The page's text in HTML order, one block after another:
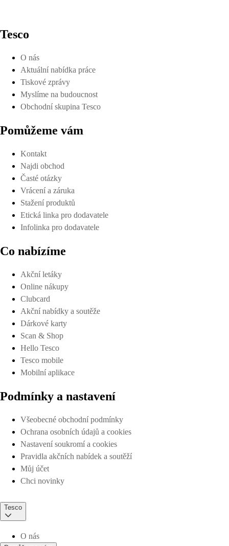
Tesco
O nás
Aktuální nabídka práce
Tiskové zprávy
Myslíme na budoucnost
Obchodní skupina Tesco
Pomůžeme vám
Kontakt
Najdi obchod
Časté otázky
Vrácení a záruka
Stažení produktů
Etická linka pro dodavatele
Infolinka pro dodavatele
Co nabízíme
Akční letáky
Online nákupy
Clubcard
Akční nabídky a soutěže
Dárkové karty
Scan & Shop
Hello Tesco
Tesco mobile
Mobilní aplikace
Podmínky a nastavení
Všeobecné obchodní podmínky
Ochrana osobních údajů a cookies
Nastavení soukromí a cookies
Pravidla akčních nabídek a soutěží
Můj účet
Chci novinky
Tesco
O nás